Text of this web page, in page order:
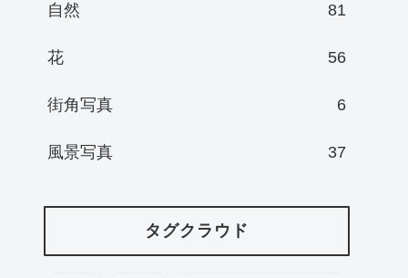
自然 81
花 56
街角写真 6
風景写真 37
タグクラウド